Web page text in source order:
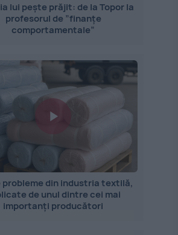
lui pește prăjit: de la Topor la
profesorul de ”finanțe
comportamentale”
probleme din industria textilă,
de unul dintre cei mai
importanți producători